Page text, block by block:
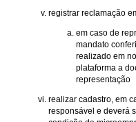
registrar reclamação
em caso de
mandato
realizado em
plataforma a
representação
realizar cadastro, em
responsável e deverá